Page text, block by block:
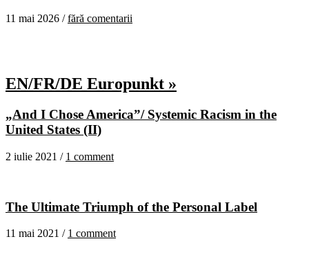
11 mai 2026 /fără comentarii
EN/FR/DE Europunkt »
„And I Chose America”/ Systemic Racism in the
United States (II)
2 iulie 2021 / 1 comment
The Ultimate Triumph of the Personal Label
11 mai 2021 / 1 comment